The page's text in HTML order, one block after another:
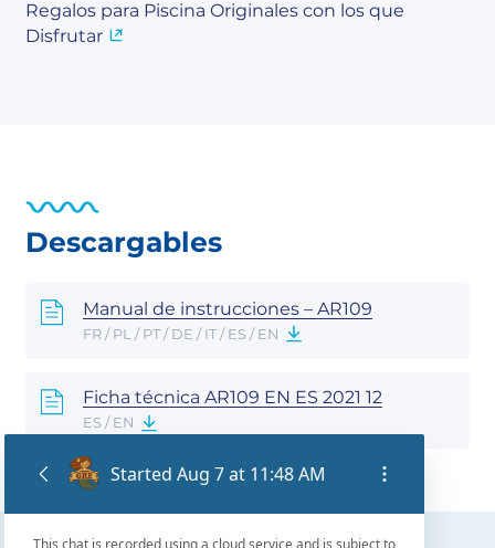
Regalos para Piscina Originales con los que
Disfrutar
Descargables
Manual de instrucciones – AR109
FR / PL / PT / DE / IT / ES / EN
Ficha técnica AR109 EN ES 2021 12
ES / EN